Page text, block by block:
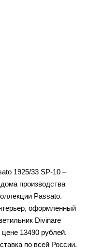
1925/33 SP-10 –
производства
Passato.
оформленный
Divinare
13490 рублей.
по всей России.